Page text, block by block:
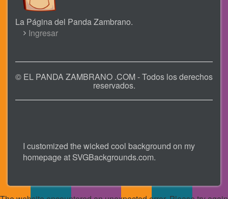
La Página del Panda Zambrano.
USER
MENU
Ingresar
© EL PANDA ZAMBRANO .COM - Todos los derechos
reservados.
I customized the wicked cool background on my
homepage at SVGBackgrounds.com.